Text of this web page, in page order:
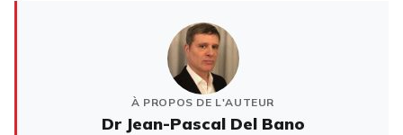
À PROPOS DE L'AUTEUR
Dr Jean-Pascal Del Bano